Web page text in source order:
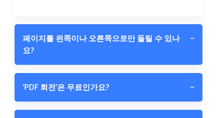
페이지를 왼쪽이나 오른쪽으로만 돌릴 수 있나
요?
−
‘PDF 회전’은 무료인가요? −